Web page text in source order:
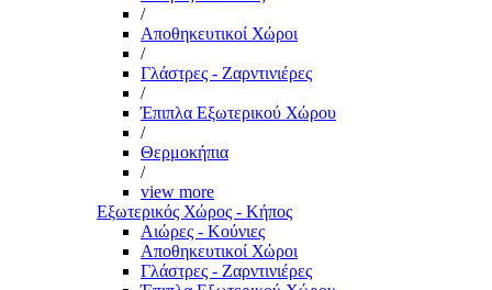
/
Αποθηκευτικοί Χώροι
/
Γλάστρες - Ζαρντινιέρες
/
Έπιπλα Εξωτερικού Χώρου
/
Θερμοκήπια
/
view more
Εξωτερικός Χώρος - Κήπος
Αιώρες - Κούνιες
Αποθηκευτικοί Χώροι
Γλάστρες - Ζαρντινιέρες